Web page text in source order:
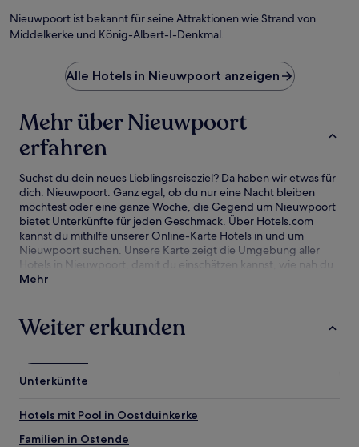
Nieuwpoort ist bekannt für seine Attraktionen wie Strand von
Middelkerke und König-Albert-I-Denkmal.
Alle Hotels in Nieuwpoort anzeigen
Mehr über Nieuwpoort
erfahren
Suchst du dein neues Lieblingsreiseziel? Da haben wir etwas für
dich: Nieuwpoort. Ganz egal, ob du nur eine Nacht bleiben
möchtest oder eine ganze Woche, die Gegend um Nieuwpoort
bietet Unterkünfte für jeden Geschmack. Über Hotels.com
kannst du mithilfe unserer Online-Karte Hotels in und um
Nieuwpoort suchen. Unsere Karte zeigt die Umgebung aller
Hotels in Nieuwpoort, damit du einschätzen kannst, wie nah du
an Sehenswürdigkeiten und Attraktionen bist. Anschließend
Mehr
Weiter erkunden
Unterkünfte
Hotels mit Pool in Oostduinkerke
Familien in Ostende